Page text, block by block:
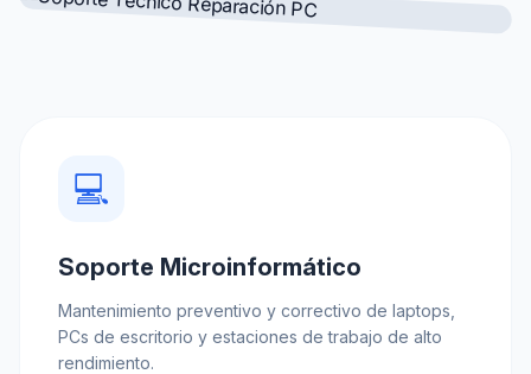
💻
Soporte Microinformático
Mantenimiento preventivo y correctivo de laptops,
PCs de escritorio y estaciones de trabajo de alto
rendimiento.